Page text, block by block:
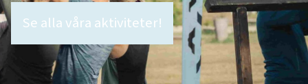
Se alla våra aktiviteter!